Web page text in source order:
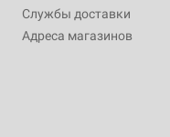
Службы доставки
Адреса магазинов